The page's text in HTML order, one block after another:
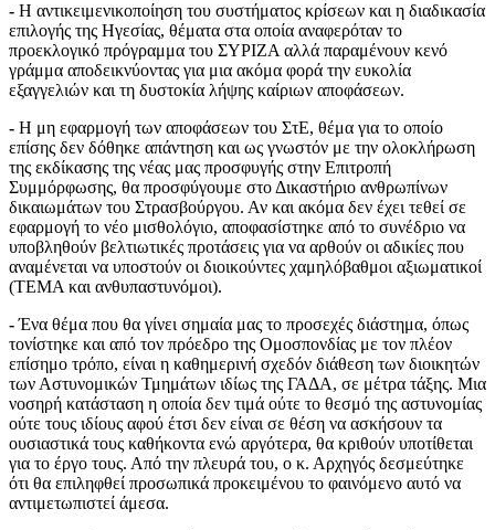
- Η αντικειμενικοποίηση του συστήματος κρίσεων και η διαδικασία
επιλογής της Ηγεσίας, θέματα στα οποία αναφερόταν το
προεκλογικό πρόγραμμα του ΣΥΡΙΖΑ αλλά παραμένουν κενό
γράμμα αποδεικνύοντας για μια ακόμα φορά την ευκολία
εξαγγελιών και τη δυστοκία λήψης καίριων αποφάσεων.
- Η μη εφαρμογή των αποφάσεων του ΣτΕ, θέμα για το οποίο
επίσης δεν δόθηκε απάντηση και ως γνωστόν με την ολοκλήρωση
της εκδίκασης της νέας μας προσφυγής στην Επιτροπή
Συμμόρφωσης, θα προσφύγουμε στο Δικαστήριο ανθρωπίνων
δικαιωμάτων του Στρασβούργου. Αν και ακόμα δεν έχει τεθεί σε
εφαρμογή το νέο μισθολόγιο, αποφασίστηκε από το συνέδριο να
υποβληθούν βελτιωτικές προτάσεις για να αρθούν οι αδικίες που
αναμένεται να υποστούν οι διοικούντες χαμηλόβαθμοι αξιωματικοί
(ΤΕΜΑ και ανθυπαστυνόμοι).
-Ένα θέμα που θα γίνει σημαία μας το προσεχές διάστημα, όπως
τονίστηκε και από τον πρόεδρο της Ομοσπονδίας με τον πλέον
επίσημο τρόπο, είναι η καθημερινή σχεδόν διάθεση των διοικητών
των Αστυνομικών Τμημάτων ιδίως της ΓΑΔΑ, σε μέτρα τάξης. Μια
νοσηρή κατάσταση η οποία δεν τιμά ούτε το θεσμό της αστυνομίας
ούτε τους ιδίους αφού έτσι δεν είναι σε θέση να ασκήσουν τα
ουσιαστικά τους καθήκοντα ενώ αργότερα, θα κριθούν υποτίθεται
για το έργο τους. Από την πλευρά του, ο κ. Αρχηγός δεσμεύτηκε
ότι θα επιληφθεί προσωπικά προκειμένου το φαινόμενο αυτό να
αντιμετωπιστεί άμεσα.